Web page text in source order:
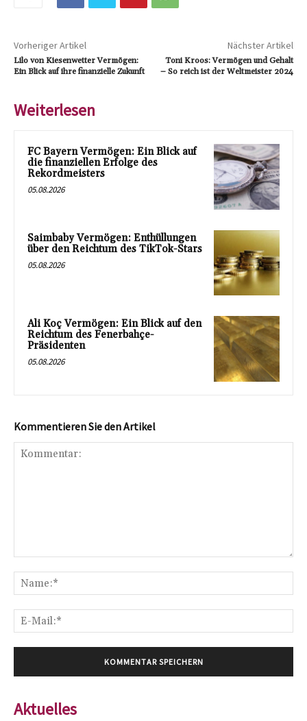
Vorheriger Artikel
Lilo von Kiesenwetter Vermögen:
Ein Blick auf ihre finanzielle Zukunft
Nächster Artikel
Toni Kroos: Vermögen und Gehalt
– So reich ist der Weltmeister 2024
Weiterlesen
FC Bayern Vermögen: Ein Blick auf
die finanziellen Erfolge des
Rekordmeisters
05.08.2026
Saimbaby Vermögen: Enthüllungen
über den Reichtum des TikTok-Stars
05.08.2026
Ali Koç Vermögen: Ein Blick auf den
Reichtum des Fenerbahçe-
Präsidenten
05.08.2026
Kommentieren Sie den Artikel
Aktuelles